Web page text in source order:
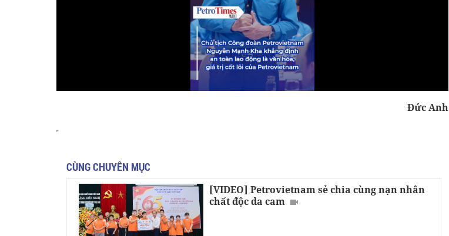
Đức Anh
CÙNG CHUYÊN MỤC
[VIDEO] Petrovietnam sẻ chia cùng nạn nhân
chất độc da cam